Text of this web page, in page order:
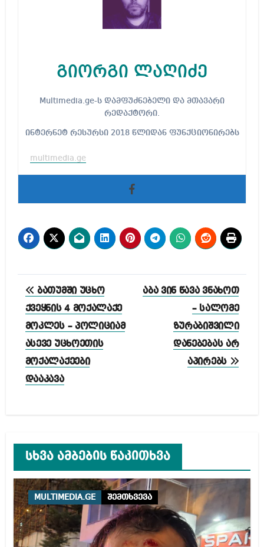
გიორგი ლაღიძე
Multimedia.ge-ს დამფუძნებელი და მთავარი
რედაქტორი.
ინტერნეტ რესურსი 2018 წლიდან ფუნქციონირებს
multimedia.ge
პოსტის
ნავიგაცია
ბათუმში უცხო
ქვეყნის 4 მოქალაქე
მოკლეს – პოლიციამ
ასევე უცხოეთის
მოქალაქეები
დააკავა
აბა ვინ წავა ვნახოთ
– სალომე
ზურაბიშვილი
დანებებას არ
აპირებს
სხვა ამბების წაკითხვა
MULTIMEDIA.GE შემთხვევა